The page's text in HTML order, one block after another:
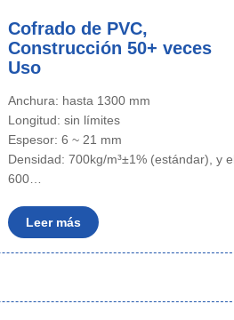
Cofrado de PVC,
Construcción 50+ veces
Uso
Anchura: hasta 1300 mm
Longitud: sin límites
Espesor: 6 ~ 21 mm
Densidad: 700kg/m³±1% (estándar), y
600…
Leer más